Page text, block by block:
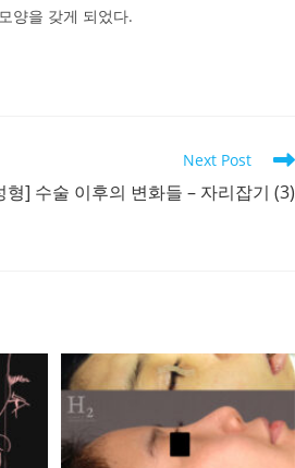
양을 갖게 되었다.
Next Post
형] 수술 이후의 변화들 – 자리잡기 (3)